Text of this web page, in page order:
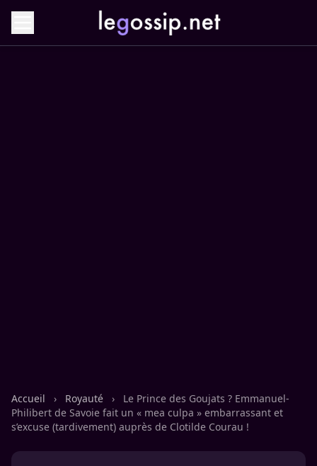
Accueil › Royauté ›
Le Prince des Goujats ? Emmanuel-
Philibert de Savoie fait un « mea culpa » embarrassant et
s’excuse (tardivement) auprès de Clotilde Courau !